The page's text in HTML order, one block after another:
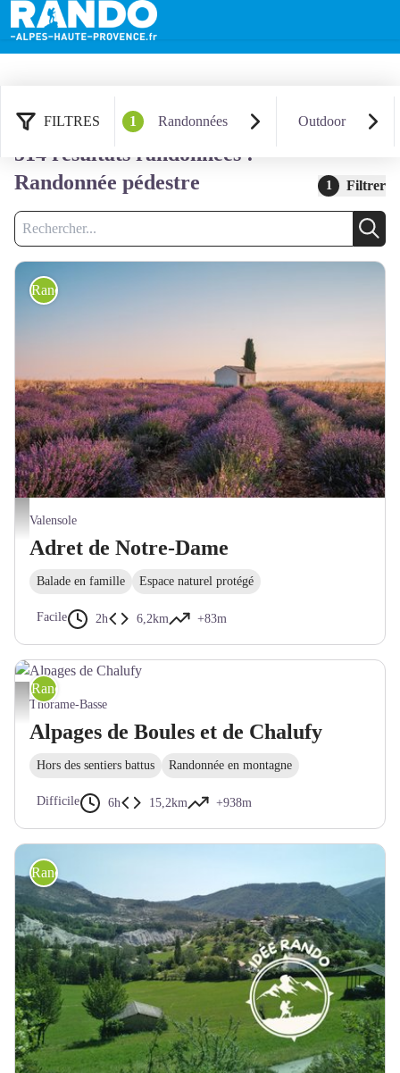
FILTRES 1 Randonnées Outdoor
514 résultats randonnées :
Randonnée pédestre
1 Filtrer
Recherche
Lever de soleil sur le plateau - Teddy Verneuil AD04
Randonnée pédestre
Valensole
Adret de Notre-Dame
Balade en famille Espace naturel protégé
Facile 2h 6,2km +83m
Alpages de Chalufy - MV - CD Alpes de Haute-Provence
Randonnée pédestre
Thorame-Basse
Alpages de Boules et de Chalufy
Hors des sentiers battus Randonnée en montagne
Difficile 6h 15,2km +938m
Randonnée pédestre